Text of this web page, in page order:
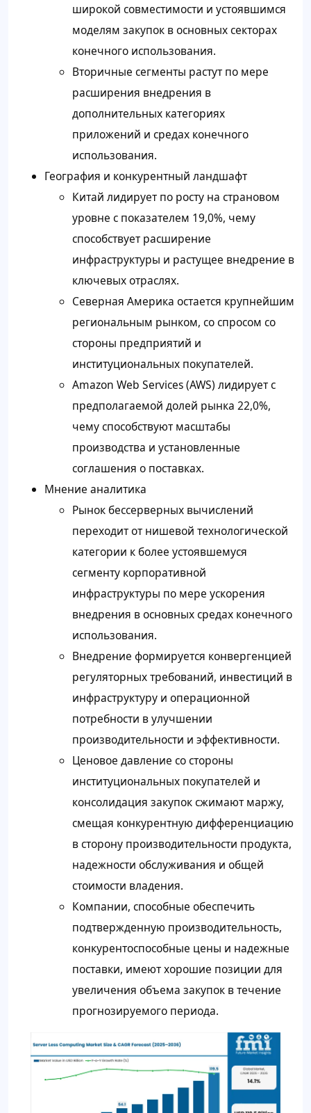
широкой совместимости и устоявшимся
моделям закупок в основных секторах
конечного использования.
Вторичные сегменты растут по мере
расширения внедрения в
дополнительных категориях
приложений и средах конечного
использования.
География и конкурентный ландшафт
Китай лидирует по росту на страновом
уровне с показателем 19,0%, чему
способствует расширение
инфраструктуры и растущее внедрение в
ключевых отраслях.
Северная Америка остается крупнейшим
региональным рынком, со спросом со
стороны предприятий и
институциональных покупателей.
Amazon Web Services (AWS) лидирует с
предполагаемой долей рынка 22,0%,
чему способствуют масштабы
производства и установленные
соглашения о поставках.
Мнение аналитика
Рынок бессерверных вычислений
переходит от нишевой технологической
категории к более устоявшемуся
сегменту корпоративной
инфраструктуры по мере ускорения
внедрения в основных средах конечного
использования.
Внедрение формируется конвергенцией
регуляторных требований, инвестиций в
инфраструктуру и операционной
потребности в улучшении
производительности и эффективности.
Ценовое давление со стороны
институциональных покупателей и
консолидация закупок сжимают маржу,
смещая конкурентную дифференциацию
в сторону производительности продукта,
надежности обслуживания и общей
стоимости владения.
Компании, способные обеспечить
подтвержденную производительность,
конкурентоспособные цены и надежные
поставки, имеют хорошие позиции для
увеличения объема закупок в течение
прогнозируемого периода.